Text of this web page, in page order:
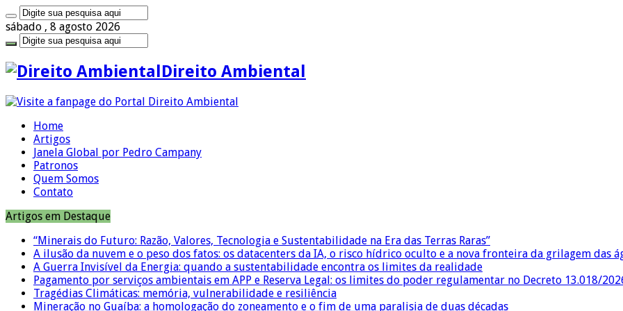
sábado , 8 agosto 2026
Direito Ambiental
Home
Artigos
Janela Global por Pedro Campany
Patronos
Quem Somos
Contato
Artigos em Destaque
“Minerais do Futuro: Razão, Valores, Tecnologia e Sustentabilidade na Era das Terras Raras”
A ilusão da nuvem e o peso dos fatos: os datacenters da IA, o risco hídrico oculto e a nova fronteira da grilagem das
A Guerra Invisível da Energia: quando a sustentabilidade encontra os limites da realidade
Pagamento por serviços ambientais em APP e Reserva Legal: os limites do poder regulamentar no Decreto 13.018/
Tragédias Climáticas: memória, vulnerabilidade e resiliência
Mineração no Guaíba: a homologação do zoneamento e o fim de uma paralisia de duas décadas